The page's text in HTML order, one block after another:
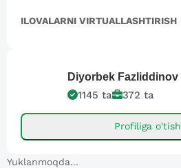
ILOVALARNI VIRTUALLASHTIRISH
Diyorbek Fazliddinov
1145 ta 372 ta
Profiliga o'tish
Yuklanmoqda...